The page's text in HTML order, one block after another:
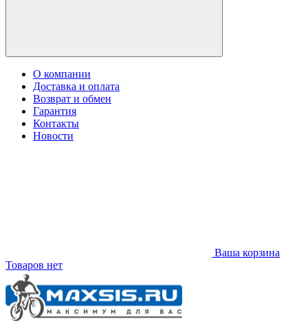
О компании
Доставка и оплата
Возврат и обмен
Гарантия
Контакты
Новости
Ваша корзина
Товаров нет